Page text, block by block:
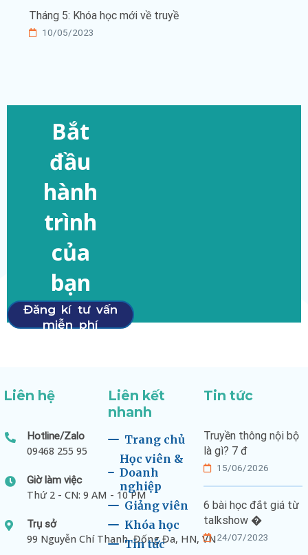
Tháng 5: Khóa học mới về truyề
10/05/2023
Bắt
đầu
hành
trình
của
bạn
Đăng kí tư vấn
miễn phí
Liên hệ
Hotline/Zalo
09468 255 95
Giờ làm việc
Thứ 2 - CN: 9 AM - 10 PM
Trụ sở
99 Nguyễn Chí Thanh, Đống Đa, HN, VN
Liên kết
nhanh
Trang chủ
Học viên &
Doanh
nghiệp
Giảng viên
Khóa học
Tin tức
Tin tức
Truyền thông nội bộ
là gì? 7 đ
15/06/2026
6 bài học đắt giá từ
talkshow �
24/07/2023